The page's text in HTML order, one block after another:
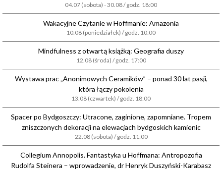
04.07 (sobota) - 30.08 / godz. 18:00
Wakacyjne Czytanie w Hoffmanie: Amazonia
10.08 (poniedziałek) / godz. 10:00
Mindfulness z otwartą książką: Geografia duszy
12.08 (środa) / godz. 17:00
Wystawa prac „Anonimowych Ceramików” – ponad 30 lat pasji,
która łączy pokolenia
13.08 (czwartek) / godz. 18:00
Spacer po Bydgoszczy: Utracone, zaginione, zapomniane. Tropem
zniszczonych dekoracji na elewacjach bydgoskich kamienic
22.08 (sobota) / godz. 11:00
Collegium Annopolis. Fantastyka u Hoffmana: Antropozofia
Rudolfa Steinera – wprowadzenie, dr Henryk Duszyński-Karabasz